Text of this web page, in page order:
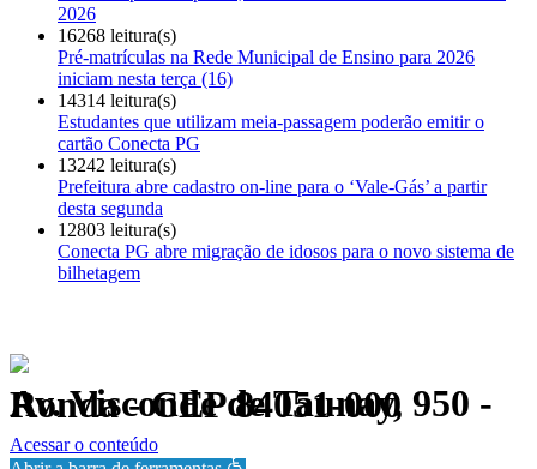
2026
16268 leitura(s)
Pré-matrículas na Rede Municipal de Ensino para 2026
iniciam nesta terça (16)
14314 leitura(s)
Estudantes que utilizam meia-passagem poderão emitir o
cartão Conecta PG
13242 leitura(s)
Prefeitura abre cadastro on-line para o ‘Vale-Gás’ a partir
desta segunda
12803 leitura(s)
Conecta PG abre migração de idosos para o novo sistema de
bilhetagem
Av. Visconde de Taunay, 950 - Ronda - CEP 84051-000
Política de Privacidade.
Acessar o conteúdo